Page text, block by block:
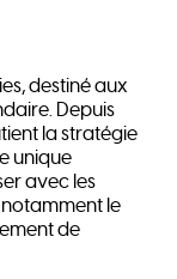
destiné aux
Depuis
la stratégie
unique
avec les
le
de